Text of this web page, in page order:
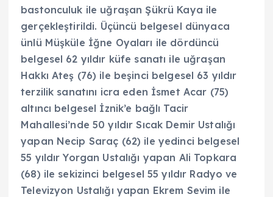
bastonculuk ile uğraşan Şükrü Kaya ile
gerçekleştirildi. Üçüncü belgesel dünyaca
ünlü Müşküle İğne Oyaları ile dördüncü
belgesel 62 yıldır küfe sanatı ile uğraşan
Hakkı Ateş (76) ile beşinci belgesel 63 yıldır
terzilik sanatını icra eden İsmet Acar (75)
altıncı belgesel İznik’e bağlı Tacir
Mahallesi’nde 50 yıldır Sıcak Demir Ustalığı
yapan Necip Saraç (62) ile yedinci belgesel
55 yıldır Yorgan Ustalığı yapan Ali Topkara
(68) ile sekizinci belgesel 55 yıldır Radyo ve
Televizyon Ustalığı yapan Ekrem Sevim ile